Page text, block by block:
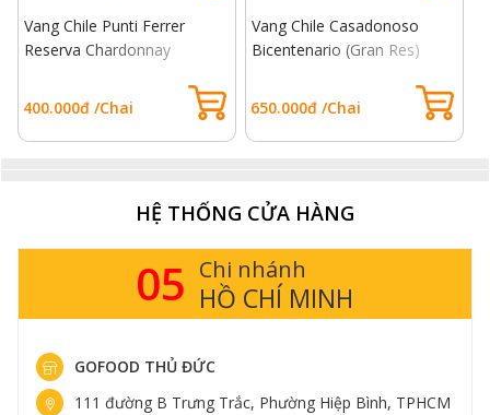
Vang Chile Punti Ferrer
Reserva Chardonnay
400.000đ /Chai
Vang Chile Casadonoso
Bicentenario (Gran Res)
650.000đ /Chai
HỆ THỐNG CỬA HÀNG
05 Chi nhánh
HỒ CHÍ MINH
GOFOOD THỦ ĐỨC
111 đường B Trưng Trắc, Phường Hiệp Bình, TPHCM